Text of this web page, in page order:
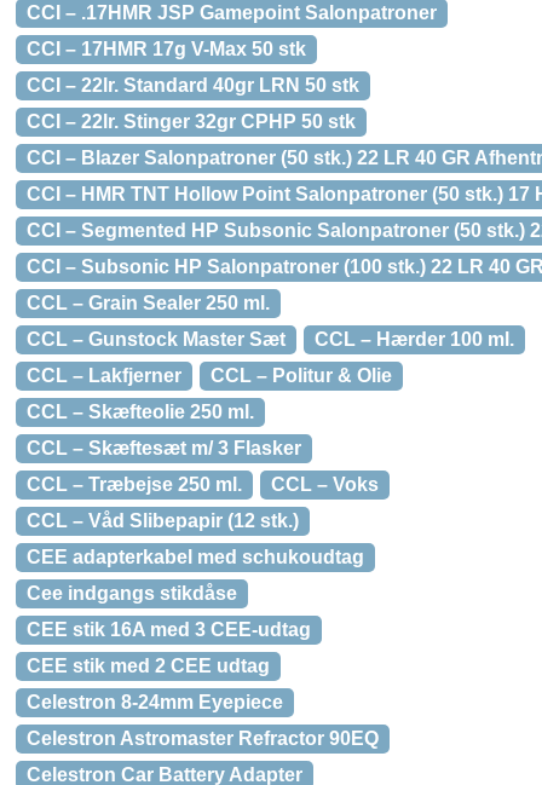
CCI – .17HMR JSP Gamepoint Salonpatroner
CCI – 17HMR 17g V-Max 50 stk
CCI – 22lr. Standard 40gr LRN 50 stk
CCI – 22lr. Stinger 32gr CPHP 50 stk
CCI – Blazer Salonpatroner (50 stk.) 22 LR 40 GR
CCI – HMR TNT Hollow Point Salonpatroner (50 stk.) 17
CCI – Segmented HP Subsonic Salonpatroner (50 stk.)
CCI – Subsonic HP Salonpatroner (100 stk.) 22 LR 40
CCL – Grain Sealer 250 ml.
CCL – Gunstock Master Sæt
CCL – Hærder 100 ml.
CCL – Lakfjerner
CCL – Politur & Olie
CCL – Skæfteolie 250 ml.
CCL – Skæftesæt m/ 3 Flasker
CCL – Træbejse 250 ml.
CCL – Voks
CCL – Våd Slibepapir (12 stk.)
CEE adapterkabel med schukoudtag
Cee indgangs stikdåse
CEE stik 16A med 3 CEE-udtag
CEE stik med 2 CEE udtag
Celestron 8-24mm Eyepiece
Celestron Astromaster Refractor 90EQ
Celestron Car Battery Adapter